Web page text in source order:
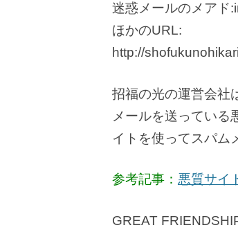
迷惑メールのメアド
ほかのURL:
http://
招福の光の運営会社
メールを送っている
イトを使ってスパム
参考記事： 悪質サイ
GREAT